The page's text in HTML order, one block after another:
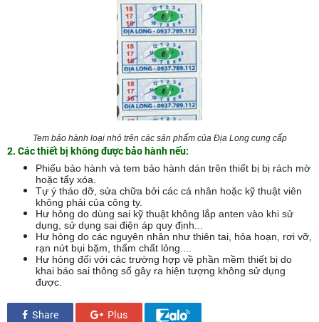
Tem bảo hành loại nhỏ trên các sản phẩm của Địa Long cung cấp
2. Các thiết bị không được bảo hành nếu:
Phiếu bảo hành và tem bảo hành dán trên thiết bị bị rách mờ
hoặc tẩy xóa.
Tự ý tháo dỡ, sửa chữa bởi các cá nhân hoặc kỹ thuật viên
không phải của công ty.
Hư hỏng do dùng sai kỹ thuật không lắp anten vào khi sử
dụng, sử dụng sai điện áp quy định...
Hư hỏng do các nguyên nhân như thiên tai, hỏa hoạn, rơi vỡ,
rạn nứt bụi bặm, thấm chất lỏng....
Hư hỏng đối với các trường hợp về phần mềm thiết bị do
khai báo sai thông số gây ra hiện tượng không sử dụng
được.
Share Plus